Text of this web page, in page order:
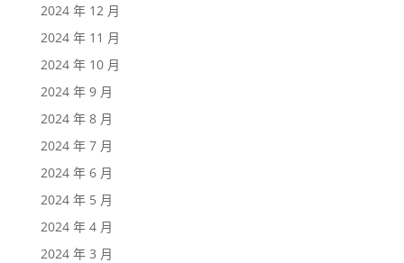
2024 年 12 月
2024 年 11 月
2024 年 10 月
2024 年 9 月
2024 年 8 月
2024 年 7 月
2024 年 6 月
2024 年 5 月
2024 年 4 月
2024 年 3 月